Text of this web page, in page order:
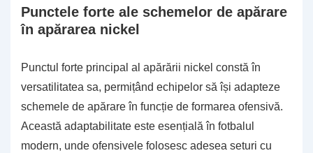
Punctele forte ale schemelor de apărare
în apărarea nickel
Punctul forte principal al apărării nickel constă în
versatilitatea sa, permițând echipelor să își adapteze
schemele de apărare în funcție de formarea ofensivă.
Această adaptabilitate este esențială în fotbalul
modern, unde ofensivele folosesc adesea seturi cu